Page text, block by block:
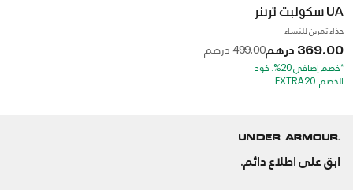
UA سكولبت ترينر
حذاء تمرين للنساء
369.00 درهم Price reduced from
499.00 درهم to
*خصم إضافي 20%. كود
الخصم: EXTRA20
ابق على اطلاع دائم.